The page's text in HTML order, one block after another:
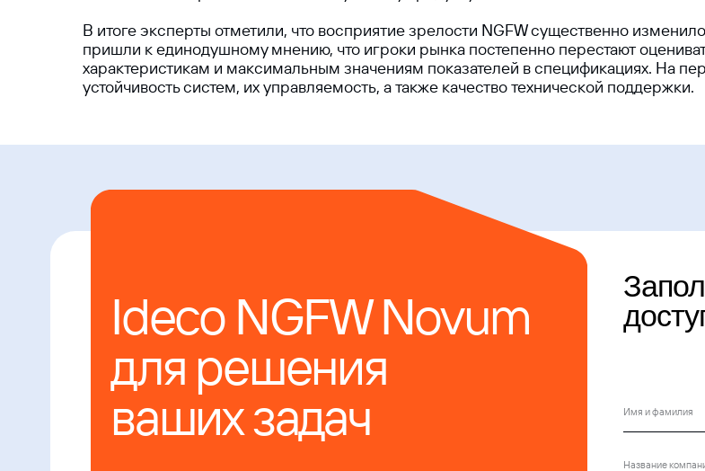
В итоге эксперты отметили, что восприятие зрелости NGFW существенно
пришли к единодушному мнению, что игроки рынка постепенно перестают
характеристикам и максимальным значениям показателей в спецификациях. На
устойчивость систем, их управляемость, а также качество технической поддержки.
Ideco NGFW Novum
для решения
ваших задач
Заполните
доступ к